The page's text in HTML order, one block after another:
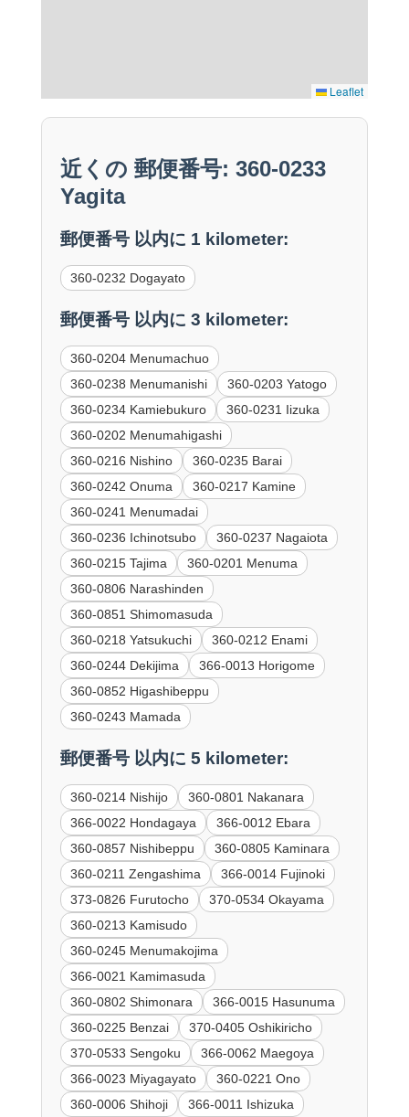
Leaflet
近くの 郵便番号: 360-0233
Yagita
郵便番号 以内に 1 kilometer:
360-0232 Dogayato
郵便番号 以内に 3 kilometer:
360-0204 Menumachuo
360-0238 Menumanishi
360-0203 Yatogo
360-0234 Kamiebukuro
360-0231 Iizuka
360-0202 Menumahigashi
360-0216 Nishino
360-0235 Barai
360-0242 Onuma
360-0217 Kamine
360-0241 Menumadai
360-0236 Ichinotsubo
360-0237 Nagaiota
360-0215 Tajima
360-0201 Menuma
360-0806 Narashinden
360-0851 Shimomasuda
360-0218 Yatsukuchi
360-0212 Enami
360-0244 Dekijima
366-0013 Horigome
360-0852 Higashibeppu
360-0243 Mamada
郵便番号 以内に 5 kilometer:
360-0214 Nishijo
360-0801 Nakanara
366-0022 Hondagaya
366-0012 Ebara
360-0857 Nishibeppu
360-0805 Kaminara
360-0211 Zengashima
366-0014 Fujinoki
373-0826 Furutocho
370-0534 Okayama
360-0213 Kamisudo
360-0245 Menumakojima
366-0021 Kamimasuda
360-0802 Shimonara
366-0015 Hasunuma
360-0225 Benzai
370-0405 Oshikiricho
370-0533 Sengoku
366-0062 Maegoya
366-0023 Miyagayato
360-0221 Ono
360-0006 Shihoji
366-0011 Ishizuka